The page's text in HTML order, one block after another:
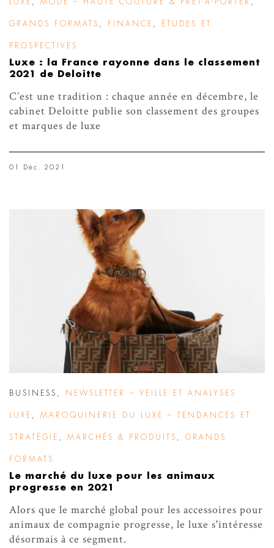
LUXE MODE – HAUTE COUTURE & PRÊT-À-PORTER
GRANDS FORMATS FINANCE ÉTUDES ET
PROSPECTIVES
Luxe : la France rayonne dans le classement
2021 de Deloitte
C’est une tradition : chaque année en décembre, le
cabinet Deloitte publie son classement des groupes
et marques de luxe
01 Déc. 2021
BUSINESS , NEWSLETTER – VEILLE ET ANALYSES
LUXE , MAROQUINERIE DU LUXE – TENDANCES ET
STRATÉGIE , MARCHÉS & PRODUITS , GRANDS
FORMATS
Le marché du luxe pour les animaux
progresse en 2021
Alors que le marché global pour les accessoires pour
animaux de compagnie progresse, le luxe s'intéresse
désormais à ce segment.